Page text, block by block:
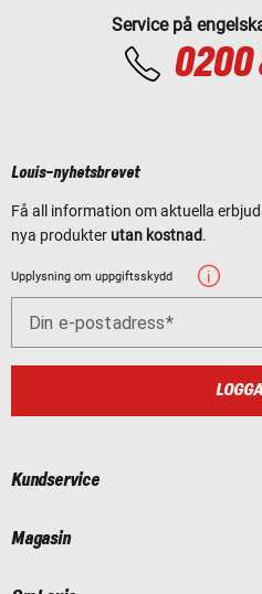
Service på
0200
Louis-nyhetsbrevet
Få all information om aktuella
nya produkter utan kostnad.
Upplysning om uppgiftsskydd
Din e-postadress
Kundservice
Magasin